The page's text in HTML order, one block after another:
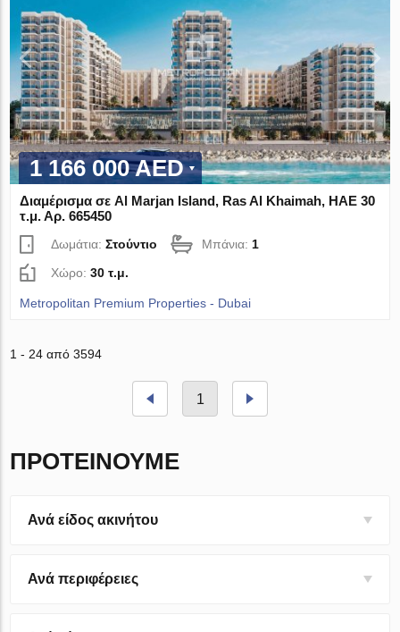
1 166 000 AED
Διαμέρισμα σε Al Marjan Island, Ras Al Khaimah, ΗΑΕ 30
τ.μ. Αρ. 665450
Δωμάτια:Στούντιο Μπάνια:1
Χώρο:30 τ.μ.
Metropolitan Premium Properties - Dubai
1 - 24 από 3594
1
ΠΡΟΤΕΊΝΟΥΜΕ
Ανά είδος ακινήτου
Ανά περιφέρειες